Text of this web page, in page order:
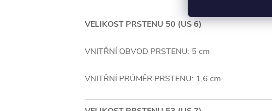
VELIKOST PRSTENU 50 (US 6)
VNITŘNÍ OBVOD PRSTENU: 5 cm
VNITŘNÍ PRŮMĚR PRSTENU: 1,6 cm